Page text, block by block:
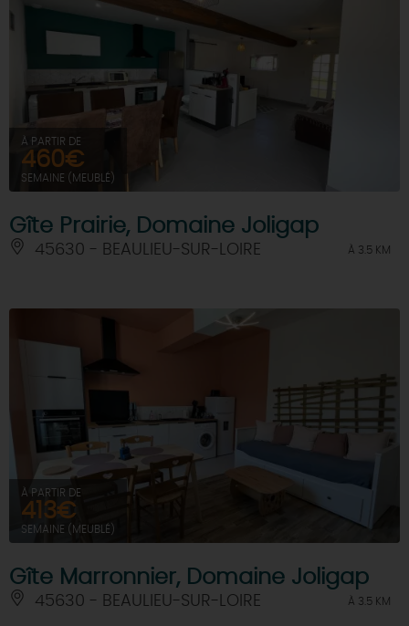
À PARTIR DE
460€
SEMAINE (MEUBLÉ)
Gîte Prairie, Domaine Joligap
45630 - BEAULIEU-SUR-LOIRE À 3.5 KM
À PARTIR DE
413€
SEMAINE (MEUBLÉ)
Gîte Marronnier, Domaine Joligap
45630 - BEAULIEU-SUR-LOIRE À 3.5 KM